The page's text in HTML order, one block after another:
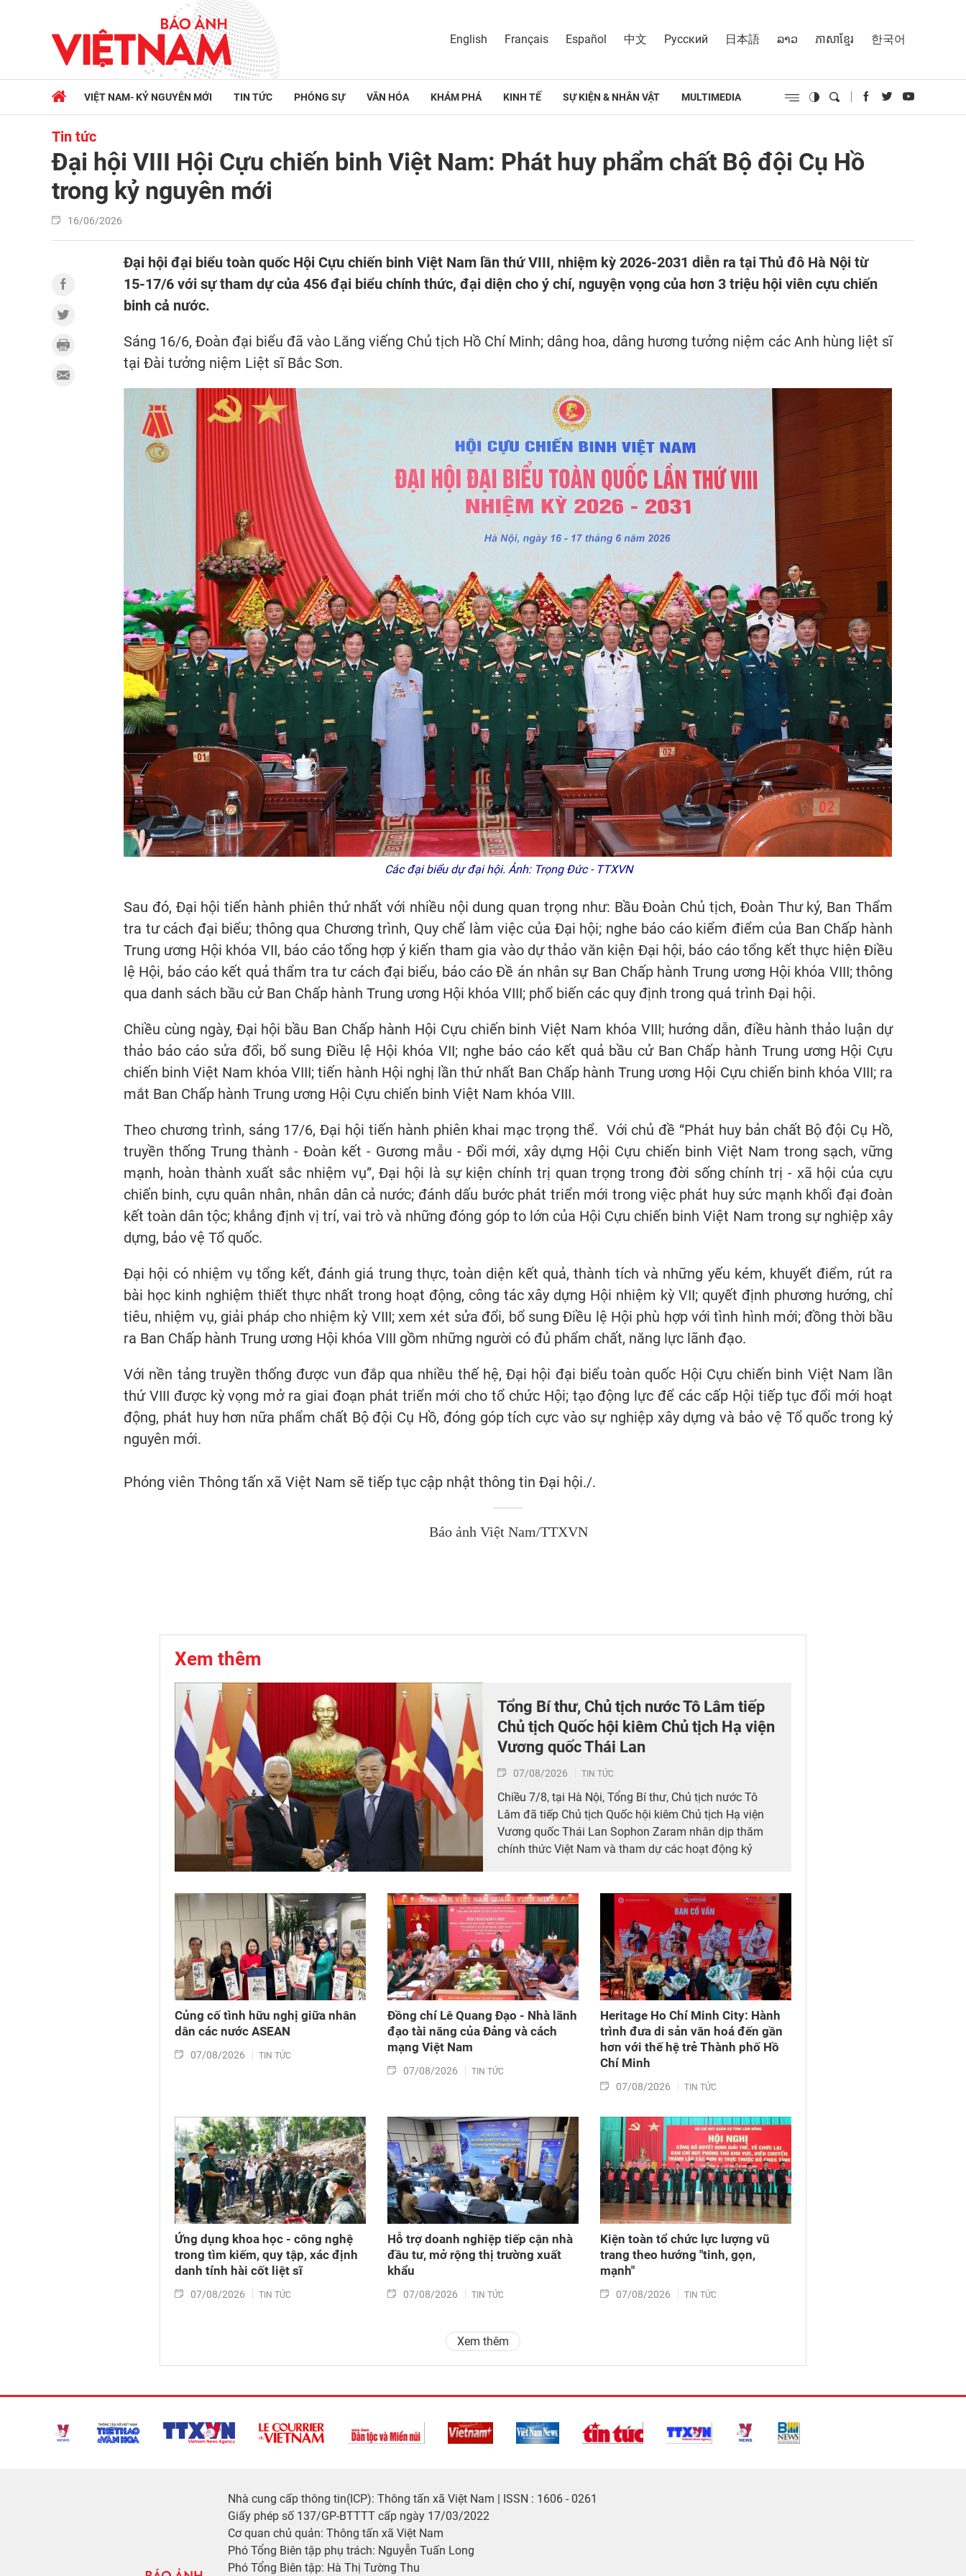
English Français Español 中文 Русский 日本語 ລາວ ភាសាខ្មែរ 한국어
VIỆT NAM- KỶ NGUYÊN MỚI TIN TỨC PHÓNG SỰ VĂN HÓA KHÁM PHÁ KINH TẾ SỰ KIỆN & NHÂN VẬT MULTIMEDIA
Tin tức
Đại hội VIII Hội Cựu chiến binh Việt Nam: Phát huy phẩm chất Bộ đội Cụ Hồ
trong kỷ nguyên mới
16/06/2026
Đại hội đại biểu toàn quốc Hội Cựu chiến binh Việt Nam lần thứ VIII, nhiệm kỳ 2026-2031 diễn ra tại Thủ đô Hà Nội từ
15-17/6 với sự tham dự của 456 đại biểu chính thức, đại diện cho ý chí, nguyện vọng của hơn 3 triệu hội viên cựu chiến
binh cả nước.
Sáng 16/6, Đoàn đại biểu đã vào Lăng viếng Chủ tịch Hồ Chí Minh; dâng hoa, dâng hương tưởng niệm các Anh hùng liệt sĩ
tại Đài tưởng niệm Liệt sĩ Bắc Sơn.
Các đại biểu dự đại hội. Ảnh: Trọng Đức - TTXVN
Sau đó, Đại hội tiến hành phiên thứ nhất với nhiều nội dung quan trọng như: Bầu Đoàn Chủ tịch, Đoàn Thư ký, Ban Thẩm
tra tư cách đại biểu; thông qua Chương trình, Quy chế làm việc của Đại hội; nghe báo cáo kiểm điểm của Ban Chấp hành
Trung ương Hội khóa VII, báo cáo tổng hợp ý kiến tham gia vào dự thảo văn kiện Đại hội, báo cáo tổng kết thực hiện Điều
lệ Hội, báo cáo kết quả thẩm tra tư cách đại biểu, báo cáo Đề án nhân sự Ban Chấp hành Trung ương Hội khóa VIII; thông
qua danh sách bầu cử Ban Chấp hành Trung ương Hội khóa VIII; phổ biến các quy định trong quá trình Đại hội.
Chiều cùng ngày, Đại hội bầu Ban Chấp hành Hội Cựu chiến binh Việt Nam khóa VIII; hướng dẫn, điều hành thảo luận dự
thảo báo cáo sửa đổi, bổ sung Điều lệ Hội khóa VII; nghe báo cáo kết quả bầu cử Ban Chấp hành Trung ương Hội Cựu
chiến binh Việt Nam khóa VIII; tiến hành Hội nghị lần thứ nhất Ban Chấp hành Trung ương Hội Cựu chiến binh khóa VIII; ra
mắt Ban Chấp hành Trung ương Hội Cựu chiến binh Việt Nam khóa VIII.
Theo chương trình, sáng 17/6, Đại hội tiến hành phiên khai mạc trọng thể. Với chủ đề “Phát huy bản chất Bộ đội Cụ Hồ,
truyền thống Trung thành - Đoàn kết - Gương mẫu - Đổi mới, xây dựng Hội Cựu chiến binh Việt Nam trong sạch, vững
mạnh, hoàn thành xuất sắc nhiệm vụ”, Đại hội là sự kiện chính trị quan trọng trong đời sống chính trị - xã hội của cựu
chiến binh, cựu quân nhân, nhân dân cả nước; đánh dấu bước phát triển mới trong việc phát huy sức mạnh khối đại đoàn
kết toàn dân tộc; khẳng định vị trí, vai trò và những đóng góp to lớn của Hội Cựu chiến binh Việt Nam trong sự nghiệp xây
dựng, bảo vệ Tổ quốc.
Đại hội có nhiệm vụ tổng kết, đánh giá trung thực, toàn diện kết quả, thành tích và những yếu kém, khuyết điểm, rút ra
bài học kinh nghiệm thiết thực nhất trong hoạt động, công tác xây dựng Hội nhiệm kỳ VII; quyết định phương hướng, chỉ
tiêu, nhiệm vụ, giải pháp cho nhiệm kỳ VIII; xem xét sửa đổi, bổ sung Điều lệ Hội phù hợp với tình hình mới; đồng thời bầu
ra Ban Chấp hành Trung ương Hội khóa VIII gồm những người có đủ phẩm chất, năng lực lãnh đạo.
Với nền tảng truyền thống được vun đắp qua nhiều thế hệ, Đại hội đại biểu toàn quốc Hội Cựu chiến binh Việt Nam lần
thứ VIII được kỳ vọng mở ra giai đoạn phát triển mới cho tổ chức Hội; tạo động lực để các cấp Hội tiếp tục đổi mới hoạt
động, phát huy hơn nữa phẩm chất Bộ đội Cụ Hồ, đóng góp tích cực vào sự nghiệp xây dựng và bảo vệ Tổ quốc trong kỷ
nguyên mới.
Phóng viên Thông tấn xã Việt Nam sẽ tiếp tục cập nhật thông tin Đại hội./.
Báo ảnh Việt Nam/TTXVN
Xem thêm
Tổng Bí thư, Chủ tịch nước Tô Lâm tiếp
Chủ tịch Quốc hội kiêm Chủ tịch Hạ viện
Vương quốc Thái Lan
07/08/2026 TIN TỨC
Chiều 7/8, tại Hà Nội, Tổng Bí thư, Chủ tịch nước Tô
Lâm đã tiếp Chủ tịch Quốc hội kiêm Chủ tịch Hạ viện
Vương quốc Thái Lan Sophon Zaram nhân dịp thăm
chính thức Việt Nam và tham dự các hoạt động kỷ
Củng cố tình hữu nghị giữa nhân
dân các nước ASEAN
07/08/2026 TIN TỨC
Đồng chí Lê Quang Đạo - Nhà lãnh
đạo tài năng của Đảng và cách
mạng Việt Nam​
07/08/2026 TIN TỨC
Heritage Ho Chí Minh City: Hành
trình đưa di sản văn hoá đến gần
hơn với thế hệ trẻ Thành phố Hồ
Chí Minh
07/08/2026 TIN TỨC
Ứng dụng khoa học - công nghệ
trong tìm kiếm, quy tập, xác định
danh tính hài cốt liệt sĩ
07/08/2026 TIN TỨC
Hỗ trợ doanh nghiệp tiếp cận nhà
đầu tư, mở rộng thị trường xuất
khẩu
07/08/2026 TIN TỨC
Kiện toàn tổ chức lực lượng vũ
trang theo hướng "tinh, gọn,
mạnh"
07/08/2026 TIN TỨC
Xem thêm
Nhà cung cấp thông tin(ICP): Thông tấn xã Việt Nam | ISSN : 1606 - 0261
Giấy phép số 137/GP-BTTTT cấp ngày 17/03/2022
Cơ quan chủ quản: Thông tấn xã Việt Nam
Phó Tổng Biên tập phụ trách: Nguyễn Tuấn Long
Phó Tổng Biên tập: Hà Thị Tường Thu